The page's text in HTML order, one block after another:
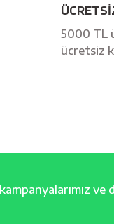
5000 TL
ücretsiz
kampanyalarımız